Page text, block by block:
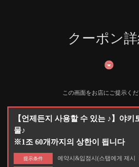
クーポン
この画面をお店にご提示くだ
【언제든지 사용할 수 있는 ♪】야키
물♪
※1조 60개까지의 상한이 됩니다
提示条件 예약시&입점시(스탭에게 제시